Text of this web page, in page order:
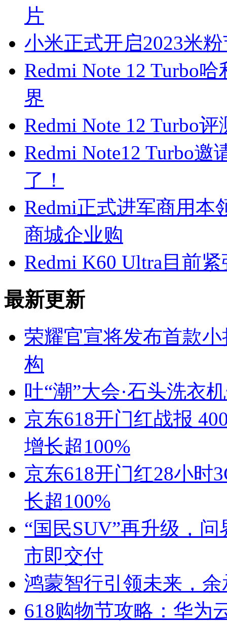
片
小米正式开启2023米
Redmi Note 12 Turbo
界
Redmi Note 12 Turbo
Redmi Note12 Turbo
了！
Redmi正式进军商用本
商城企业购
Redmi K60 Ultra目前
最新更新
荣耀官宣将发布首款
构
吐“潮”大会·石头洗衣
京东618开门红战报
增长超100%
京东618开门红28小时
长超100%
“国民SUV”再升级，
市即交付
鸿蒙智行引领未来，
618购物节攻略：华为